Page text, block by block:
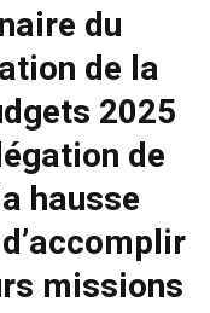
du
de la
2025
de
hausse
missions